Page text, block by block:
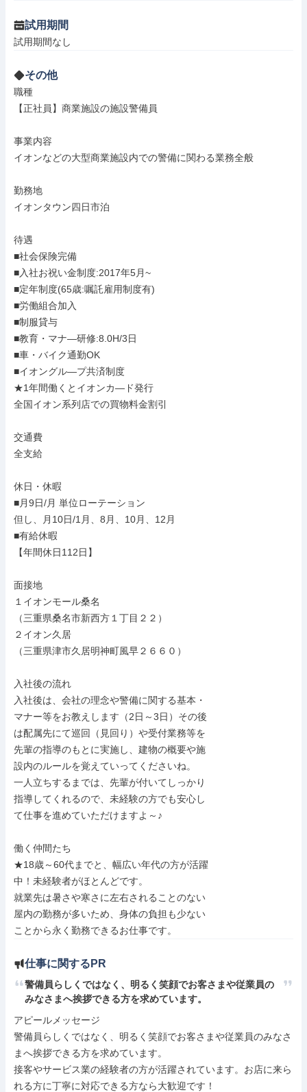
試用期間
試用期間なし
その他
職種
【正社員】商業施設の施設警備員
事業内容
イオンなどの大型商業施設内での警備に関わる業務全般
勤務地
イオンタウン四日市泊
待遇
■社会保険完備
■入社お祝い金制度:2017年5月~
■定年制度(65歳:嘱託雇用制度有)
■労働組合加入
■制服貸与
■教育・マナ―研修:8.0H/3日
■車・バイク通勤OK
■イオングル―プ共済制度
★1年間働くとイオンカ―ド発行
全国イオン系列店での買物料金割引
交通費
全支給
休日・休暇
■月9日/月 単位ローテーション
但し、月10日/1月、8月、10月、12月
■有給休暇
【年間休日112日】
面接地
１イオンモール桑名
（三重県桑名市新西方１丁目２２）
２イオン久居
（三重県津市久居明神町風早２６６０）
入社後の流れ
入社後は、会社の理念や警備に関する基本・
マナー等をお教えします（2日～3日）その後
は配属先にて巡回（見回り）や受付業務等を
先輩の指導のもとに実施し、建物の概要や施
設内のルールを覚えていってくださいね。
一人立ちするまでは、先輩が付いてしっかり
指導してくれるので、未経験の方でも安心し
て仕事を進めていただけますよ～♪
働く仲間たち
★18歳～60代までと、幅広い年代の方が活躍
中！未経験者がほとんどです。
就業先は暑さや寒さに左右されることのない
屋内の勤務が多いため、身体の負担も少ない
ことから永く勤務できるお仕事です。
仕事に関するPR
警備員らしくではなく、明るく笑顔でお客さまや従業員の
みなさまへ挨拶できる方を求めています。
アピールメッセージ
警備員らしくではなく、明るく笑顔でお客さまや従業員のみなさ
まへ挨拶できる方を求めています。
接客やサービス業の経験者の方が活躍されています。お店に来ら
れる方に丁寧に対応できる方なら大歓迎です！